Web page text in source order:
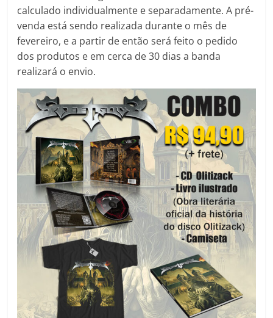
calculado individualmente e separadamente. A pré-
venda está sendo realizada durante o mês de
fevereiro, e a partir de então será feito o pedido
dos produtos e em cerca de 30 dias a banda
realizará o envio.